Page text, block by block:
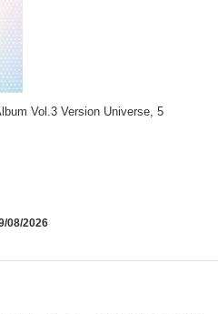
Vol.3 Version Universe, 5
08/2026